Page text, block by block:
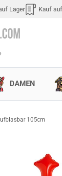
Lager Kauf
DAMEN
105cm